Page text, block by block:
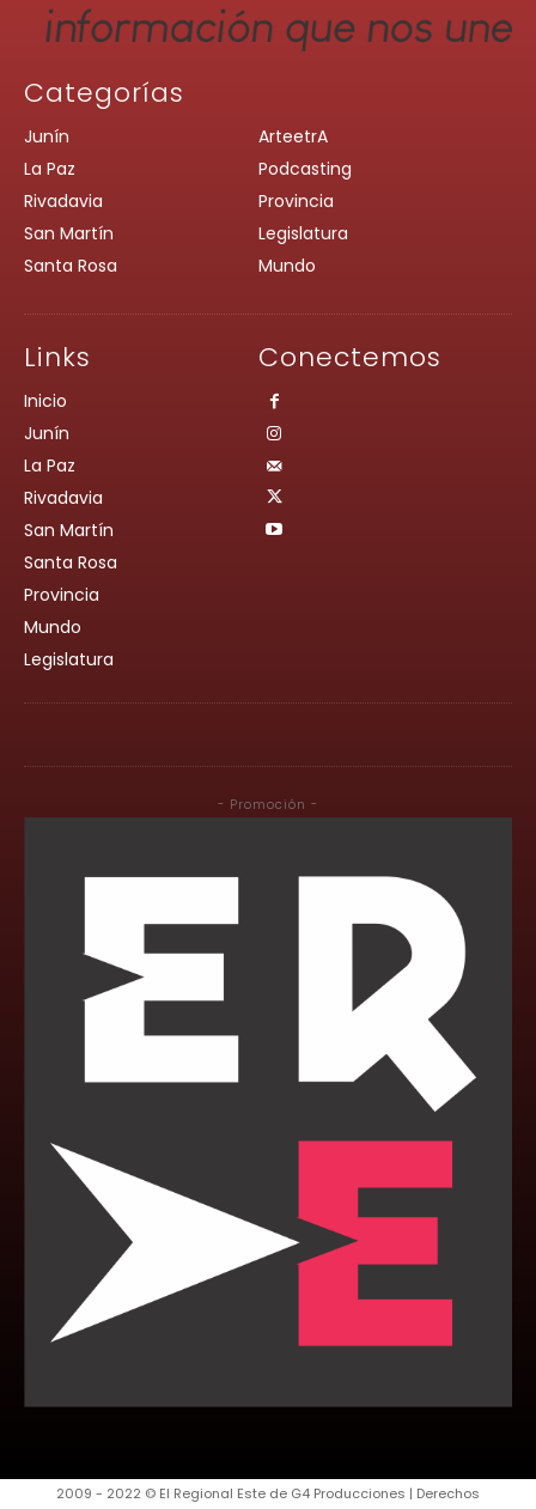
Categorías
Junín
La Paz
Rivadavia
San Martín
Santa Rosa
ArteetrA
Podcasting
Provincia
Legislatura
Mundo
Links
Inicio
Junín
La Paz
Rivadavia
San Martín
Santa Rosa
Provincia
Mundo
Legislatura
Conectemos
- Promoción -
2009 - 2022 © El Regional Este de G4 Producciones | Derechos